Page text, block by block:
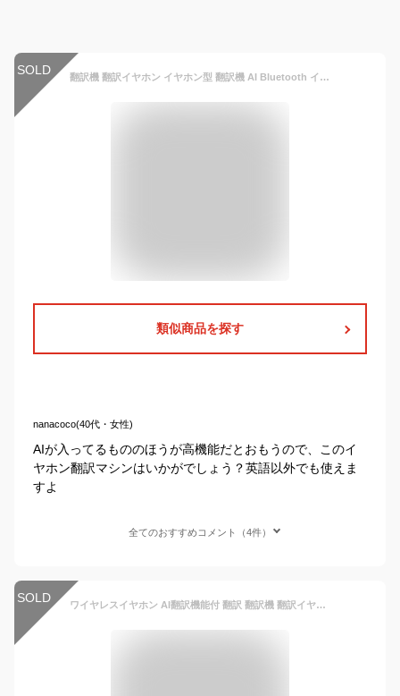
SOLD 翻訳機 翻訳イヤホン イヤホン型 翻訳機 AI Bluetooth イヤホン 翻訳 多国語対応 同時通訳 ワイヤレス 海外旅行 観光 外国 ビジネス 英語 中国語 日本語 韓国語
類似商品を探す
nanacoco(40代・女性)
AIが入ってるもののほうが高機能だとおもうので、このイ
ヤホン翻訳マシンはいかがでしょう？英語以外でも使えま
すよ
全てのおすすめコメント（4件）
SOLD ワイヤレスイヤホン AI翻訳機能付 翻訳 翻訳機 翻訳イヤホン イヤホン型 翻訳機 150ヶ国語対応 同時通訳 ワイヤレス 海外旅行 観光 外国 ビジネス 音声案内 英語 中国語 日本語 フランス語 韓国語